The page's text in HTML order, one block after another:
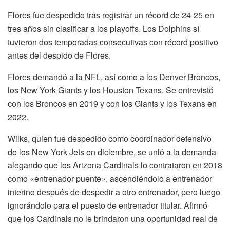
Flores fue despedido tras registrar un récord de 24-25 en
tres años sin clasificar a los playoffs. Los Dolphins sí
tuvieron dos temporadas consecutivas con récord positivo
antes del despido de Flores.
Flores demandó a la NFL, así como a los Denver Broncos,
los New York Giants y los Houston Texans. Se entrevistó
con los Broncos en 2019 y con los Giants y los Texans en
2022.
Wilks, quien fue despedido como coordinador defensivo
de los New York Jets en diciembre, se unió a la demanda
alegando que los Arizona Cardinals lo contrataron en 2018
como «entrenador puente», ascendiéndolo a entrenador
interino después de despedir a otro entrenador, pero luego
ignorándolo para el puesto de entrenador titular. Afirmó
que los Cardinals no le brindaron una oportunidad real de